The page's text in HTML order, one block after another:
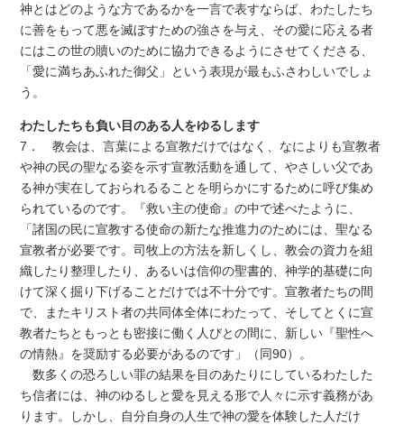
神とはどのような方であるかを一言で表すならば、わたしたち
に善をもって悪を滅ぼすための強さを与え、その愛に応える者
にはこの世の贖いのために協力できるようにさせてくださる、
「愛に満ちあふれた御父」という表現が最もふさわしいでしょ
う。
わたしたちも負い目のある人をゆるします
7． 教会は、言葉による宣教だけではなく、なによりも宣教者
や神の民の聖なる姿を示す宣教活動を通して、やさしい父であ
る神が実在しておられるることを明らかにするために呼び集め
られているのです。『救い主の使命』の中で述べたように、
「諸国の民に宣教する使命の新たな推進力のためには、聖なる
宣教者が必要です。司牧上の方法を新しくし、教会の資力を組
織したり整理したり、あるいは信仰の聖書的、神学的基礎に向
けて深く掘り下げることだけでは不十分です。宣教者たちの間
で、またキリスト者の共同体全体にわたって、そしてとくに宣
教者たちともっとも密接に働く人びとの間に、新しい『聖性へ
の情熱』を奨励する必要があるのです」（同90）。
数多くの恐ろしい罪の結果を目のあたりにしているわたした
ち信者には、神のゆるしと愛を見える形で人々に示す義務があ
ります。しかし、自分自身の人生で神の愛を体験した人だけ